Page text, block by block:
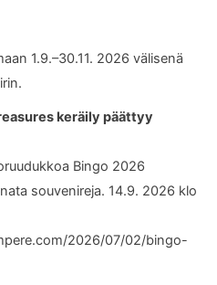
1.9.–30.11. 2026 välisenä
keräily päättyy
Bingo 2026
souvenireja. 14.9. 2026 klo
2026/07/02/bingo-